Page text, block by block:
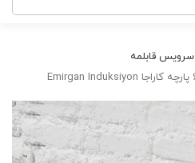
سرویس قابلمه